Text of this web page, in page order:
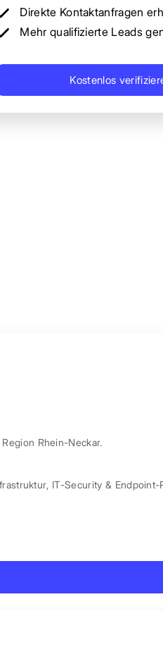
Direkte Kontaktanfragen
Mehr qualifizierte Leads
Kostenlos
Rhein-Neckar.
, IT-Security & Endpoint-